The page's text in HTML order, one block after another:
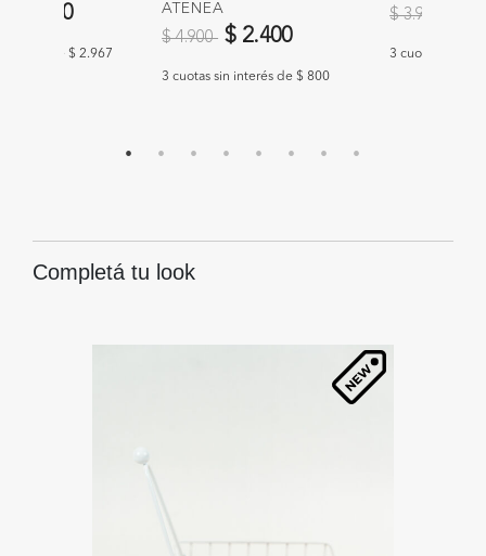
de
$ 8.900
interés de $ 2.967
ATENEA
Precio reducido de
$ 4.900 a$ 2.400
3 cuotas sin interés de $ 800
Precio
$ 3.900
3 cuotas sin
Completá tu look